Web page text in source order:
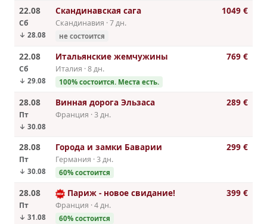
22.08
Сб
↓ 28.08
Скандинавская сага
Скандинавия · 7 дн.
не состоится
1049 €
22.08
Сб
↓ 29.08
Итальянские жемчужины
Италия · 8 дн.
100% cостоится. Места есть.
769 €
28.08
Пт
↓ 30.08
Винная дорога Эльзаса
Франция · 3 дн.
289 €
28.08
Пт
↓ 30.08
Города и замки Баварии
Германия · 3 дн.
60% cостоится
299 €
28.08
Пт
↓ 31.08
Париж - новое свидание!
Франция · 4 дн.
60% cостоится
399 €